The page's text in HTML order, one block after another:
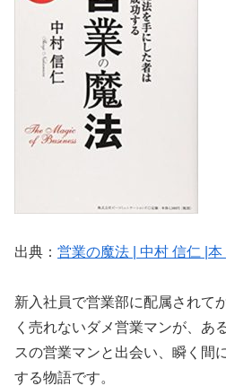
出典： 営業の魔法 | 中村 信仁 |
新入社員で営業部に配属されて
く売れないダメ営業マンが、あ
スの営業マンと出会い、瞬く間
する物語です。